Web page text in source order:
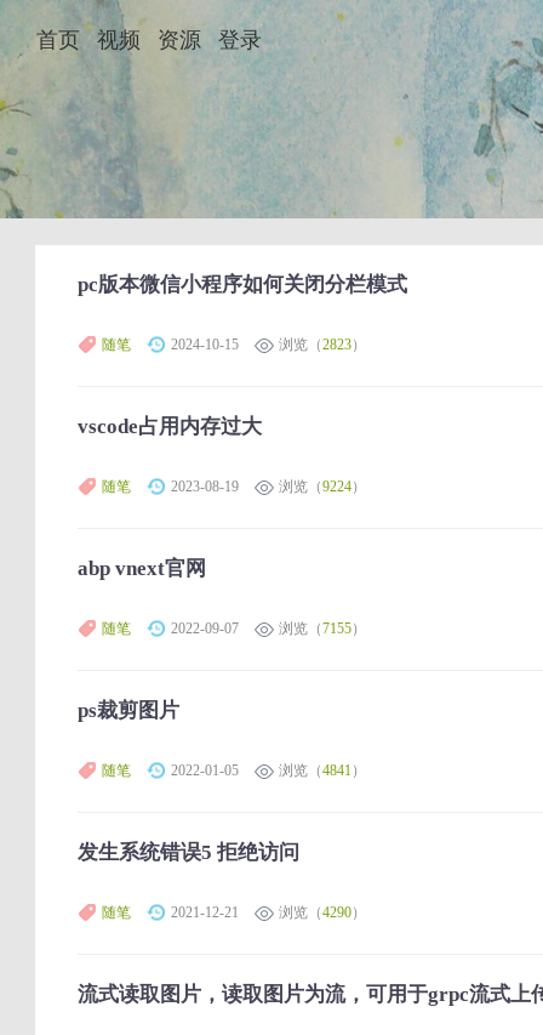
首页 视频 资源 登录
pc版本微信小程序如何关闭分栏模式
随笔 2024-10-15 浏览（2823）
vscode占用内存过大
随笔 2023-08-19 浏览（9224）
abp vnext官网
随笔 2022-09-07 浏览（7155）
ps裁剪图片
随笔 2022-01-05 浏览（4841）
发生系统错误5 拒绝访问
随笔 2021-12-21 浏览（4290）
流式读取图片，读取图片为流，可用于grpc流式上